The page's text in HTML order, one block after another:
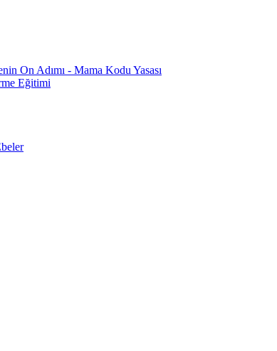
On Adımı - Mama Kodu Yasası
Eğitimi